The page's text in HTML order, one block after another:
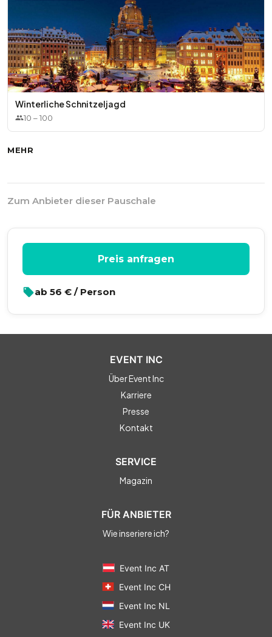
Winterliche Schnitzeljagd
10 –100
MEHR
Zum Anbieter dieser Pauschale
Preis anfragen
ab 56 € / Person
EVENT INC
Über Event Inc
Karriere
Presse
Kontakt
SERVICE
Magazin
FÜR ANBIETER
Wie inseriere ich?
Event Inc AT
Event Inc CH
Event Inc NL
Event Inc UK